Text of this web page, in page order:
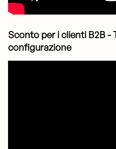
Sconto per i clienti B2B -
configurazione